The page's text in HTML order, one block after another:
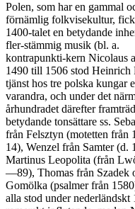
Polen, som har en gammal
förnämlig folkvisekultur, fick
1400-talet en betydande
fler-stämmig musik (bl. a.
kontrapunkti-kern Nicolaus
1490 till 1506 stod Heinrich
tjänst hos tre polska kungar
varandra, och under det
århundradet därefter
betydande tonsättare ss.
från Felsztyn (motetten
14), Wenzel från Samter (d.
Martinus Leopolita (från
—89), Thomas från Szadek
Gomölka (psalmer från
alla stod under nederländskt